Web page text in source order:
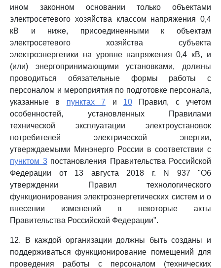
ином законном основании только объектами
электросетевого хозяйства классом напряжения 0,4
кВ и ниже, присоединенными к объектам
электросетевого хозяйства субъекта
электроэнергетики на уровне напряжения 0,4 кВ, и
(или) энергопринимающими установками, должны
проводиться обязательные формы работы с
персоналом и мероприятия по подготовке персонала,
указанные в пунктах 7 и 10Правил, с учетом
особенностей, установленных Правилами
технической эксплуатации электроустановок
потребителей электрической энергии,
утверждаемыми Минэнерго России в соответствии с
пунктом 3постановления Правительства Российской
Федерации от 13 августа 2018 г. N 937 "Об
утверждении Правил технологического
функционирования электроэнергетических систем и о
внесении изменений в некоторые акты
Правительства Российской Федерации".
12. В каждой организации должны быть созданы и
поддерживаться функционирование помещений для
проведения работы с персоналом (технических